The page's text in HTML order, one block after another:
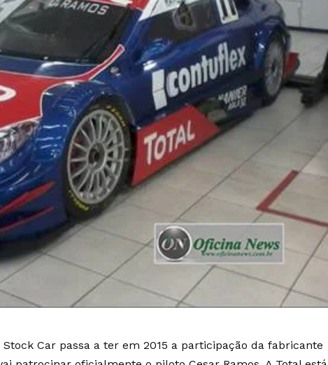
Car passa a ter em 2015 a participação da fabricante